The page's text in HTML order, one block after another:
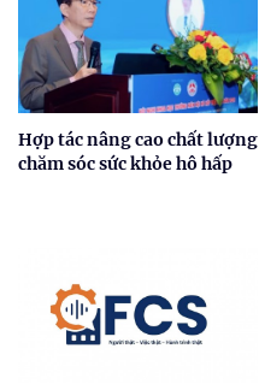
Hợp tác nâng cao chất lượng
chăm sóc sức khỏe hô hấp